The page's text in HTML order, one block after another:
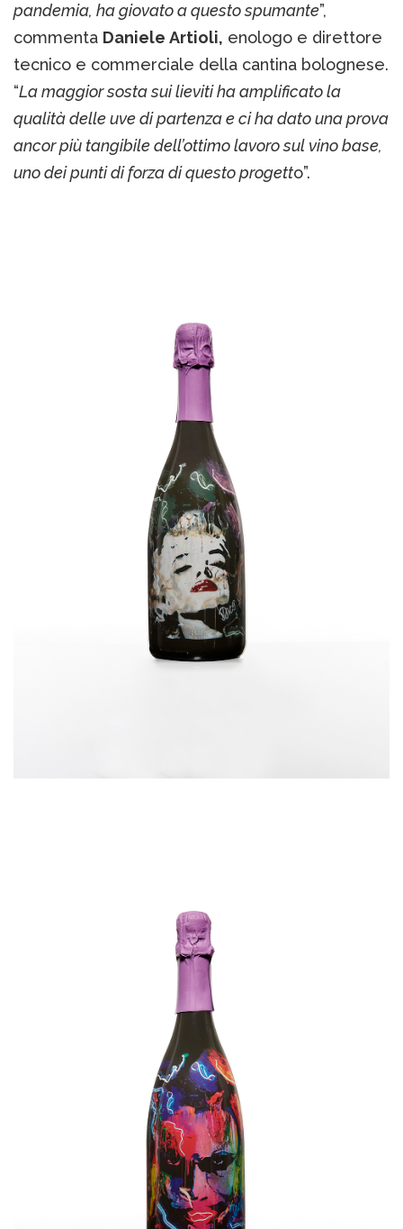
pandemia, ha giovato a questo spumante”,
commenta Daniele Artioli, enologo e direttore
tecnico e commerciale della cantina bolognese.
“La maggior sosta sui lieviti ha amplificato la
qualità delle uve di partenza e ci ha dato una prova
ancor più tangibile dell’ottimo lavoro sul vino base,
uno dei punti di forza di questo progetto”.